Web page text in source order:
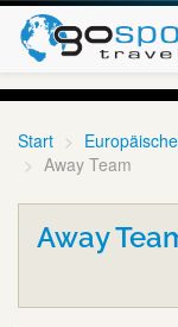
Start
Away Team
Away